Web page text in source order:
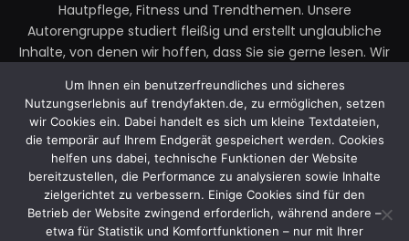
Hautpflege, Fitness und Trendthemen. Unsere
Autorengruppe studiert fleißig und erstellt unglaubliche
Inhalte, von denen wir hoffen, dass Sie sie gerne lesen. Wir
Zögern Sie also nicht, uns Ihre Gedanken zu unseren
Beiträgen mitzuteilen.
Email:faktentrendy@gmail.com
Facebook
X
InstagramYouTube
Um Ihnen ein benutzerfreundliches und sicheres
Nutzungserlebnis auf trendyfakten.de, zu ermöglichen, setzen
wir Cookies ein. Dabei handelt es sich um kleine Textdateien,
die temporär auf Ihrem Endgerät gespeichert werden. Cookies
helfen uns dabei, technische Funktionen der Website
bereitzustellen, die Performance zu analysieren sowie Inhalte
zielgerichtet zu verbessern. Einige Cookies sind für den
Betrieb der Website zwingend erforderlich, während andere –
etwa für Statistik und Komfortfunktionen – nur mit Ihrer